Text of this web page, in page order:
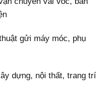
gửi máy móc, phụ
dựng, nội thất, trang trí